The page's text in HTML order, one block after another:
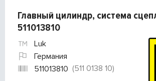
Главный цилиндр, система
511013810
Luk
Германия
511013810 (511 0138 10)